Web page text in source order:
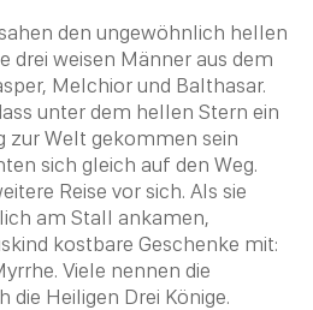
den ungewöhnlich hellen
drei weisen Männer aus dem
Melchior und Balthasar.
unter dem hellen Stern ein
zur Welt gekommen sein
sich gleich auf den Weg.
Reise vor sich. Als sie
am Stall ankamen,
kostbare Geschenke mit:
Viele nennen die
die Heiligen Drei Könige.